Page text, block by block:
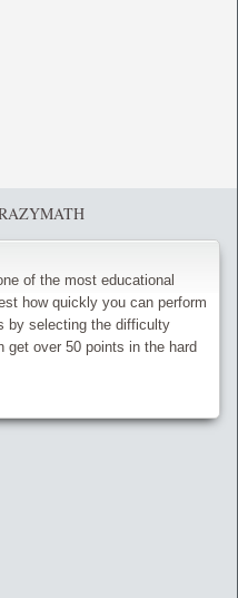
of the most educational
how quickly you can perform
by selecting the difficulty
get over 50 points in the hard